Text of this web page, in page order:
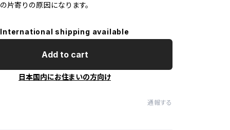
片寄りの原因になります。
International shipping available
Add to cart
日本国内にお住まいの方向け
通報する